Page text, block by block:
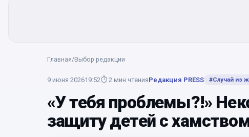
Главная/Выбор редакции
9 июня 202619:52⏱ 2 мин чтенияРедакция PRESS #Случай из
«У тебя проблемы?!»
защиту детей с